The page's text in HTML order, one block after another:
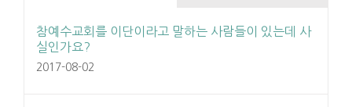
참예수교회를 이단이라고 말하는 사람들이 있는데 사
실인가요?
2017-08-02